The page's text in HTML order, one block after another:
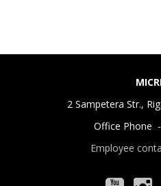
2 Sampetera Str.,
Office Phone -
Employee